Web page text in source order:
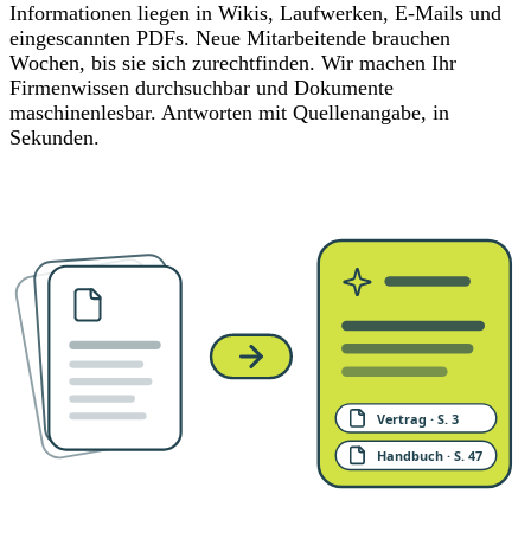
Informationen liegen in Wikis, Laufwerken, E-Mails und
eingescannten PDFs. Neue Mitarbeitende brauchen
Wochen, bis sie sich zurechtfinden. Wir machen Ihr
Firmenwissen durchsuchbar und Dokumente
maschinenlesbar. Antworten mit Quellenangabe, in
Sekunden.
Vertrag · S. 3
Handbuch · S. 47